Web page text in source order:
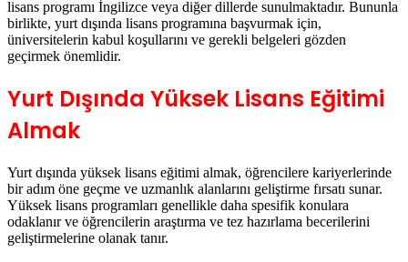
üniversitelerin kabul koşullarını ve gerekli belgeleri gözden
geçirmek önemlidir.
Yurt Dışında Yüksek Lisans Eğitimi
Almak
Yurt dışında yüksek lisans eğitimi almak, öğrencilere kariyerlerinde
Yüksek lisans programları genellikle daha spesifik konulara
odaklanır ve öğrencilerin araştırma ve tez hazırlama becerilerini
geliştirmelerine olanak tanır.
Yurt dışında bir dil öğrenmek, öğrencilere bir kültürü daha